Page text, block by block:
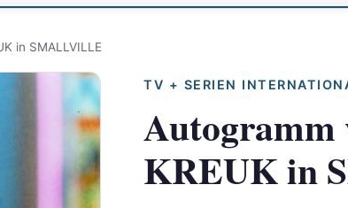
in SMALLVILLE
TV + SERIEN
KREUK in